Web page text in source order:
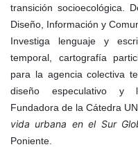
transición socioecológica.
Diseño, Información y
Investiga lenguaje y
temporal, cartografía
para la agencia colectiva
diseño especulativo y
Fundadora de la Cátedra
vida urbana en el Sur
Poniente.